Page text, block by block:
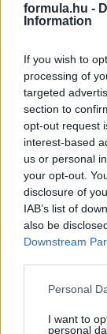
formula.hu -
Information
If you wish to
processing of
targeted
section to
opt-out request
interest-based
us or personal
your opt-out.
disclosure of
IAB’s list of
also be
Downstream
Please note
not limited to
Personal
I want to
personal